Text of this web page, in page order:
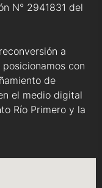
N° 2941831 del
a
con
de
el medio digital
Río Primero y la